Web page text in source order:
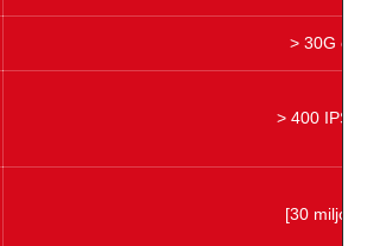
> 30G of
> 400 IPS
[30